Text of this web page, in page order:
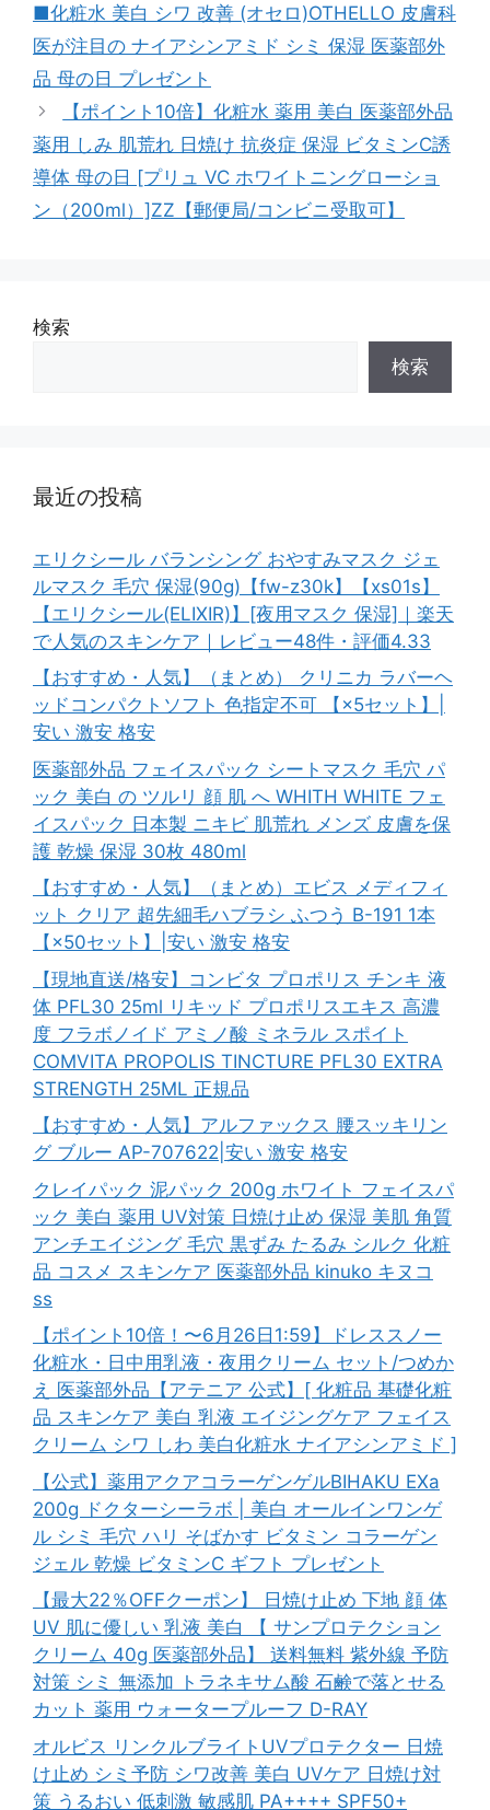
リ
ー
■化粧水 美白 シワ 改善 (オセロ)OTHELLO 皮膚科
医が注目の ナイアシンアミド シミ 保湿 医薬部外
品 母の日 プレゼント
【ポイント10倍】化粧水 薬用 美白 医薬部外品
薬用 しみ 肌荒れ 日焼け 抗炎症 保湿 ビタミンC誘
導体 母の日 [プリュ VC ホワイトニングローショ
ン（200ml）]ZZ【郵便局/コンビニ受取可】
検索
検索
最近の投稿
エリクシール バランシング おやすみマスク ジェ
ルマスク 毛穴 保湿(90g)【fw-z30k】【xs01s】
【エリクシール(ELIXIR)】[夜用マスク 保湿]｜楽天
で人気のスキンケア｜レビュー48件・評価4.33
【おすすめ・人気】（まとめ） クリニカ ラバーヘ
ッドコンパクトソフト 色指定不可 【×5セット】|
安い 激安 格安
医薬部外品 フェイスパック シートマスク 毛穴 パ
ック 美白 の ツルリ 顔 肌 へ WHITH WHITE フェ
イスパック 日本製 ニキビ 肌荒れ メンズ 皮膚を保
護 乾燥 保湿 30枚 480ml
【おすすめ・人気】（まとめ）エビス メディフィ
ット クリア 超先細毛ハブラシ ふつう B-191 1本
【×50セット】|安い 激安 格安
【現地直送/格安】コンビタ プロポリス チンキ 液
体 PFL30 25ml リキッド プロポリスエキス 高濃
度 フラボノイド アミノ酸 ミネラル スポイト
COMVITA PROPOLIS TINCTURE PFL30 EXTRA
STRENGTH 25ML 正規品
【おすすめ・人気】アルファックス 腰スッキリン
グ ブルー AP-707622|安い 激安 格安
クレイパック 泥パック 200g ホワイト フェイスパ
ック 美白 薬用 UV対策 日焼け止め 保湿 美肌 角質
アンチエイジング 毛穴 黒ずみ たるみ シルク 化粧
品 コスメ スキンケア 医薬部外品 kinuko キヌコ
ss
【ポイント10倍！〜6月26日1:59】ドレススノー
化粧水・日中用乳液・夜用クリーム セット/つめか
え 医薬部外品【アテニア 公式】[ 化粧品 基礎化粧
品 スキンケア 美白 乳液 エイジングケア フェイス
クリーム シワ しわ 美白化粧水 ナイアシンアミド ]
【公式】薬用アクアコラーゲンゲルBIHAKU EXa
200g ドクターシーラボ | 美白 オールインワンゲ
ル シミ 毛穴 ハリ そばかす ビタミン コラーゲン
ジェル 乾燥 ビタミンC ギフト プレゼント
【最大22％OFFクーポン】 日焼け止め 下地 顔 体
UV 肌に優しい 乳液 美白 【 サンプロテクション
クリーム 40g 医薬部外品】 送料無料 紫外線 予防
対策 シミ 無添加 トラネキサム酸 石鹸で落とせる
カット 薬用 ウォータープルーフ D-RAY
オルビス リンクルブライトUVプロテクター 日焼
け止め シミ予防 シワ改善 美白 UVケア 日焼け対
策 うるおい 低刺激 敏感肌 PA++++ SPF50+